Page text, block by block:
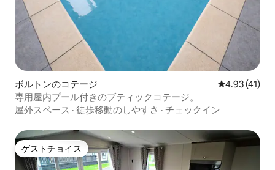
ボルトンのコテージ レビュー41
4.93 (41)
専用屋内プール付きのブティックコテージ。
屋外スペース · 徒歩移動のしやすさ · チェックイン
ゲストチョイス
ゲストチョイス